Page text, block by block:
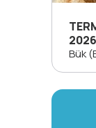
2026
Bük